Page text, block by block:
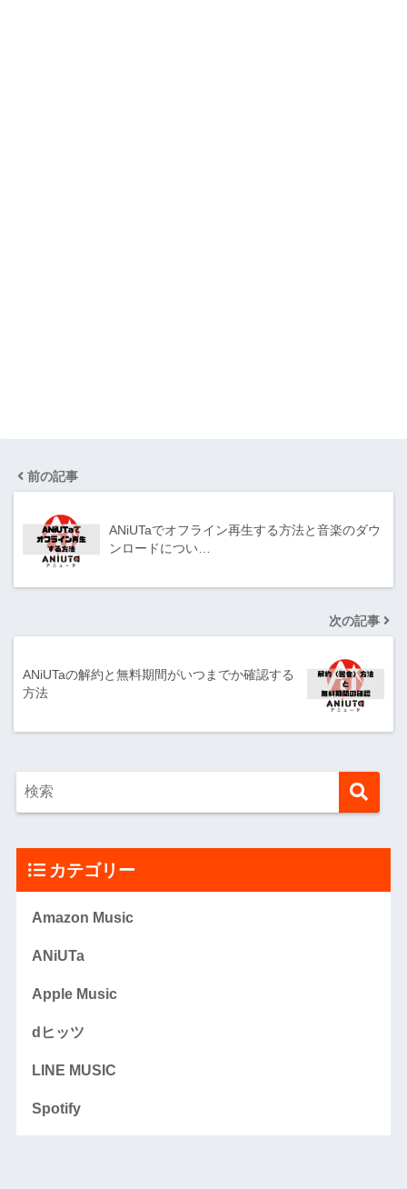
前の記事
ANiUTaでオフライン再生する方法と音楽のダウ
ンロードについ…
次の記事
ANiUTaの解約と無料期間がいつまでか確認する
方法
カテゴリー
Amazon Music
ANiUTa
Apple Music
dヒッツ
LINE MUSIC
Spotify